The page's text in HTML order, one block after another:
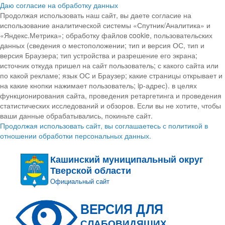
Даю согласие на обработку данных
Продолжая использовать наш сайт, вы даете согласие на
использование аналитической системы «Спутник/Аналитика» и
«Яндекс.Метрика»; обработку файлов cookie, пользовательских
данных (сведения о местоположении; тип и версия ОС, тип и
версия Браузера; тип устройства и разрешение его экрана;
источник откуда пришел на сайт пользователь; с какого сайта или
по какой рекламе; язык ОС и Браузер; какие страницы открывает и
на какие кнопки нажимает пользователь; ip-адрес). в целях
функционирования сайта, проведения ретаргетинга и проведения
статистических исследований и обзоров. Если вы не хотите, чтобы
ваши данные обрабатывались, покиньте сайт.
Продолжая использовать сайт, вы соглашаетесь с политикой в
отношении обработки персональных данных.